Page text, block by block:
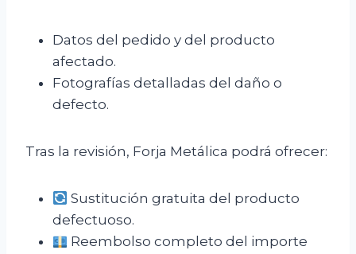
Datos del pedido y del producto
afectado.
Fotografías detalladas del daño o
defecto.
Tras la revisión, Forja Metálica podrá ofrecer:
Sustitución gratuita del producto
defectuoso.
Reembolso completo del importe